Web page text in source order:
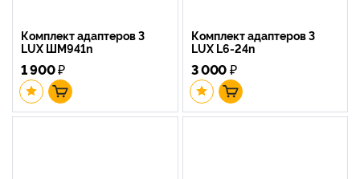
Комплект адаптеров 3
LUX ШМ941n
1 900₽
Комплект адаптеров 3
LUX L6-24n
3 000₽